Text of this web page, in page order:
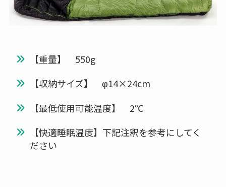
【重量】 550g
【収納サイズ】 φ14×24cm
【最低使用可能温度】 2℃
【快適睡眠温度】下記注釈を参考にしてく
ださい